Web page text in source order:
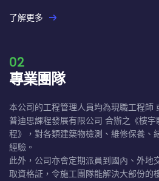
了解更多
02
專業團隊
本公司的工程管理人員均為現職工程師
普迪思課程發展有限公司 合辦之《樓
程》，對各類建築物檢測、維修保養、
經驗。
此外，公司亦會定期派員到國內、外地
取資格証，令施工團隊能解決大部份的